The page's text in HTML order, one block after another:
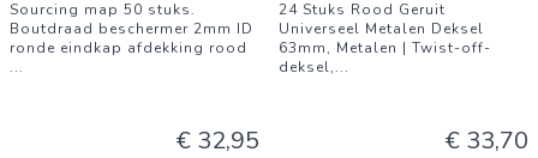
Sourcing map 50 stuks.
Boutdraad beschermer 2mm ID
ronde eindkap afdekking rood
...
€ 32,95
24 Stuks Rood Geruit
Universeel Metalen Deksel
63mm, Metalen | Twist-off-
deksel,...
€ 33,70